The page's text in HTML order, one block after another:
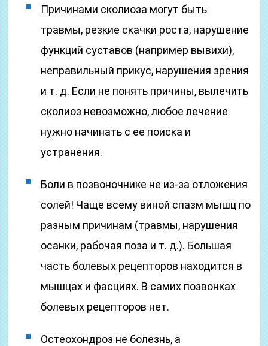
Причинами сколиоза могут быть
травмы, резкие скачки роста, нарушение
функций суставов (например вывихи),
неправильный прикус, нарушения зрения
и т. д. Если не понять причины, вылечить
сколиоз невозможно, любое лечение
нужно начинать с ее поиска и
устранения.
Боли в позвоночнике не из-за отложения
солей! Чаще всему виной спазм мышц по
разным причинам (травмы, нарушения
осанки, рабочая поза и т. д.). Большая
часть болевых рецепторов находится в
мышцах и фасциях. В самих позвонках
болевых рецепторов нет.
Остеохондроз не болезнь, а